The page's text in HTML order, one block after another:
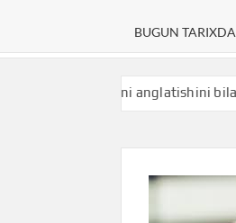
BUGUN TARIXDA
nimani anglatishini bilasizmi